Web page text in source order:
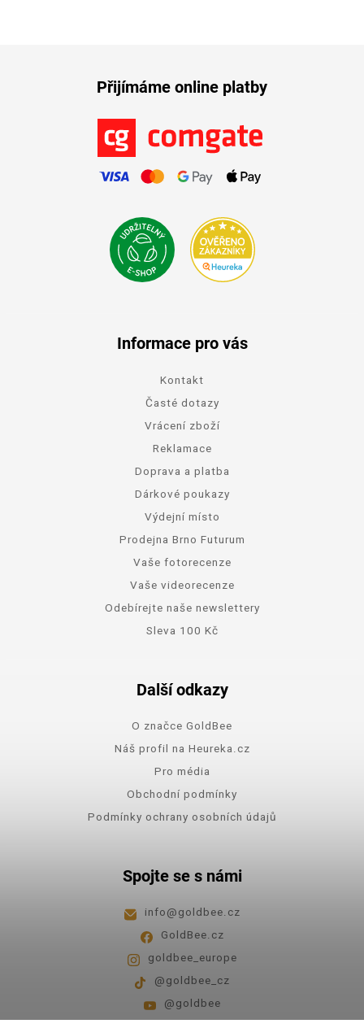
Přijímáme online platby
Informace pro vás
Kontakt
Časté dotazy
Vrácení zboží
Reklamace
Doprava a platba
Dárkové poukazy
Výdejní místo
Prodejna Brno Futurum
Vaše fotorecenze
Vaše videorecenze
Odebírejte naše newslettery
Sleva 100 Kč
Další odkazy
O značce GoldBee
Náš profil na Heureka.cz
Pro média
Obchodní podmínky
Podmínky ochrany osobních údajů
Spojte se s námi
info@goldbee.cz
GoldBee.cz
goldbee_europe
@goldbee_cz
@goldbee